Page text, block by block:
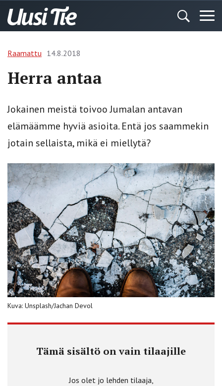
Raamattu 14.8.2018
Herra antaa
Jokainen meistä toivoo Jumalan antavan
elämäämme hyviä asioita. Entä jos saammekin
jotain sellaista, mikä ei miellytä?
Kuva: Unsplash/Jachan Devol
Tämä sisältö on vain tilaajille
Jos olet jo lehden tilaaja,